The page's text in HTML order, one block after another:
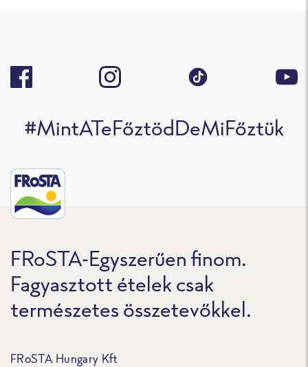
#MintATeFőztödDeMiFőztük
FRoSTA-Egyszerűen finom.
Fagyasztott ételek csak
természetes összetevőkkel.
FRoSTA Hungary Kft